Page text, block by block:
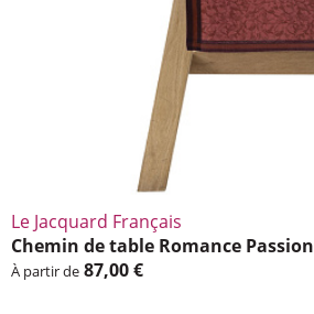
Le Jacquard Français
Chemin de table Romance Passion
À partir de 87,00 €